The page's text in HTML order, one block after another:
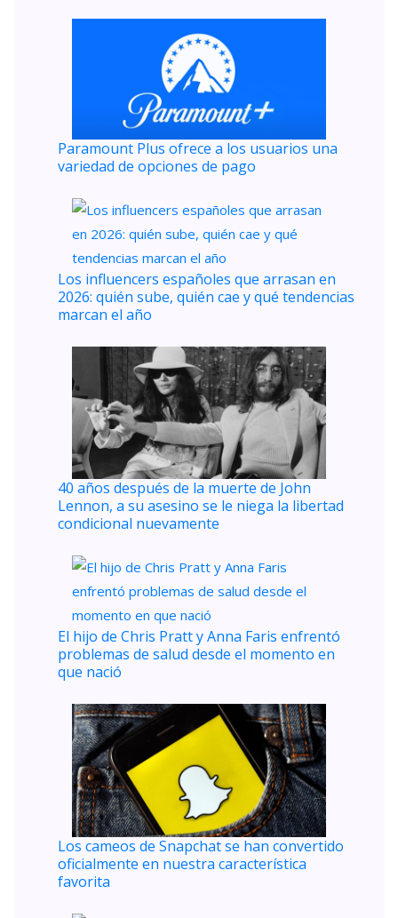
Paramount Plus ofrece a los usuarios una
variedad de opciones de pago
Los influencers españoles que arrasan en
2026: quién sube, quién cae y qué tendencias
marcan el año
40 años después de la muerte de John
Lennon, a su asesino se le niega la libertad
condicional nuevamente
El hijo de Chris Pratt y Anna Faris enfrentó
problemas de salud desde el momento en
que nació
Los cameos de Snapchat se han convertido
oficialmente en nuestra característica
favorita